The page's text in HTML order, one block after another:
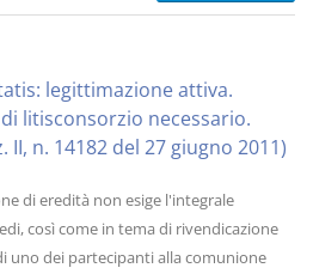
legittimazione attiva.
litisconsorzio necessario.
II, n. 14182 del 27 giugno 2011)
di eredità non esige l'integrale
così come in tema di rivendicazione
uno dei partecipanti alla comunione